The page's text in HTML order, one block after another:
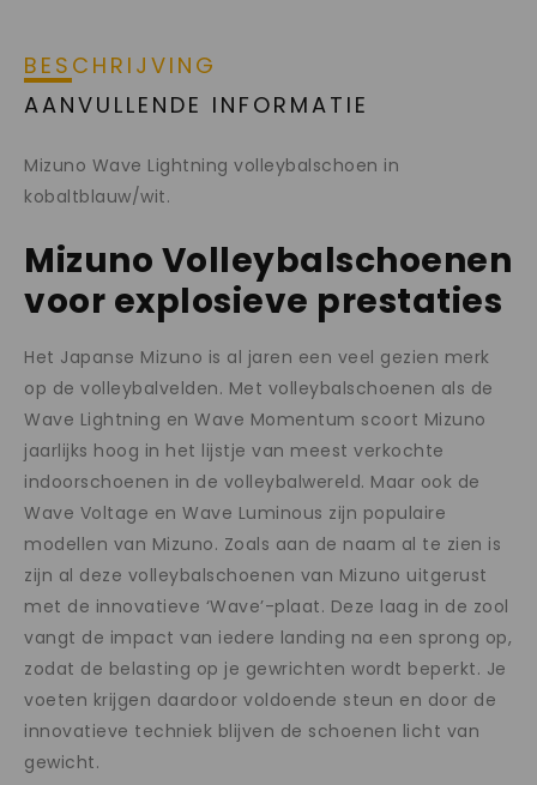
BESCHRIJVING
AANVULLENDE INFORMATIE
Mizuno Wave Lightning volleybalschoen in
kobaltblauw/wit.
Mizuno Volleybalschoenen
voor explosieve prestaties
Het Japanse Mizuno is al jaren een veel gezien merk
op de volleybalvelden. Met volleybalschoenen als de
Wave Lightning en Wave Momentum scoort Mizuno
jaarlijks hoog in het lijstje van meest verkochte
indoorschoenen in de volleybalwereld. Maar ook de
Wave Voltage en Wave Luminous zijn populaire
modellen van Mizuno. Zoals aan de naam al te zien is
zijn al deze volleybalschoenen van Mizuno uitgerust
met de innovatieve ‘Wave’-plaat. Deze laag in de zool
vangt de impact van iedere landing na een sprong op,
zodat de belasting op je gewrichten wordt beperkt. Je
voeten krijgen daardoor voldoende steun en door de
innovatieve techniek blijven de schoenen licht van
gewicht.